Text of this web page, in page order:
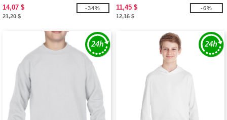
14,07 $
21,20 $
-34%
11,45 $
12,16 $
-6%